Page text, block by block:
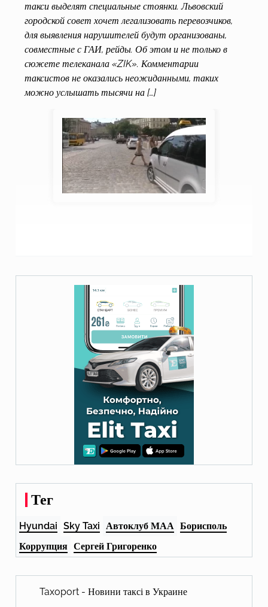
такси выделят специальные стоянки. Львовский
городской совет хочет легализовать перевозчиков,
для выявления нарушителей будут организованы,
совместные с ГАИ, рейды. Об этом и не только в
сюжете телеканала «ZIK». Комментарии
таксистов не оказались неожиданными, таких
можно услышать тысячи на […]
Тег
Hyundai Sky Taxi Автоклуб МАА Борисполь
Коррупция Сергей Григоренко
Taxoport - Новини таксі в Украине